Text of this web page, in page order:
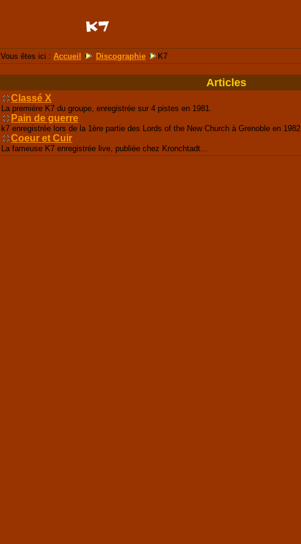
Vous êtes ici : Accueil Discographie K7
Articles
Classé X
La première K7 du groupe, enregistrée sur 4 pistes en 1981.
Pain de guerre
k7 enregistrée lors de la 1ère partie des Lords of the New Church à Grenoble en 1982
Coeur et Cuir
La fameuse K7 enregistrée live, publiée chez Kronchtadt...